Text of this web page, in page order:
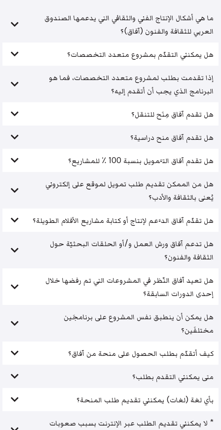
ما هي أشكال الإنتاج الفني والثقافي التي يدعمها الصندوق
العربي للثقافة والفنون (آفاق)؟
هل يمكنني التقدّم بمشروع متعدد التخصصات؟
إذا تقدمت بطلب لمشروع متعدد التخصصات، فما هو
البرنامج الذي يجب أن أتقدم إليه؟
هل تقدم آفاق مِنَح للتنقل؟
هل تقدم آفاق منح دراسية؟
هل تقدم آفاق التَّمويل بنسبة 100 ٪ للمشاريع؟
هل من الممكن تقديم طلب تمويل لموقع على إلكتروني
يُعنى بالثقافة والأدب؟
هل تقدّم آفاق الدَّعم لإنتاج أو كتابة مشاريع الأفلام الطويلة؟
هل تدعم آفاق ورش العمل و/أو الحلقات البحثيّة حول
الثقافة والفنون؟
هل تعيد آفاق النّظر في المشروعات التي تم رفضها خلال
إحدى الدورات السابقة؟
هل يمكن أن ينطبق نفس المشروع على برنامجَين
مختلفَين؟
كيف أتقدّم بطلب الحصول على منحة من آفاق؟
متى يمكنني التقدم بطلب؟
بأي لغة (لغات) يمكنني تقديم طلب المنحة؟
* لا يمكنني تقديم الطلب عبر الإنترنت بسبب صعوبات